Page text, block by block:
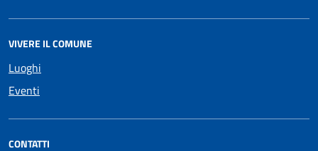
VIVERE IL COMUNE
Luoghi
Eventi
CONTATTI